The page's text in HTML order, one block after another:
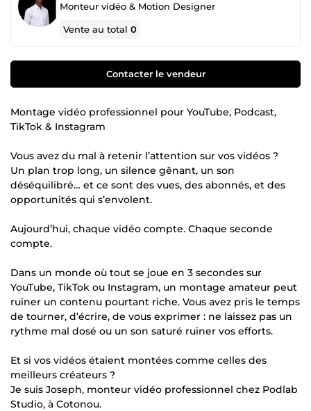
Monteur vidéo & Motion Designer
Vente au total0
Contacter le vendeur
Montage vidéo professionnel pour YouTube, Podcast,
TikTok & Instagram
Vous avez du mal à retenir l’attention sur vos vidéos ?
Un plan trop long, un silence gênant, un son
déséquilibré… et ce sont des vues, des abonnés, et des
opportunités qui s’envolent.
Aujourd’hui, chaque vidéo compte. Chaque seconde
compte.
Dans un monde où tout se joue en 3 secondes sur
YouTube, TikTok ou Instagram, un montage amateur peut
ruiner un contenu pourtant riche. Vous avez pris le temps
de tourner, d’écrire, de vous exprimer : ne laissez pas un
rythme mal dosé ou un son saturé ruiner vos efforts.
Et si vos vidéos étaient montées comme celles des
meilleurs créateurs ?
Je suis Joseph, monteur vidéo professionnel chez Podlab
Studio, à Cotonou.